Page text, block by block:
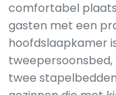
comfortabel
gasten met een
hoofdslaapkamer
twee